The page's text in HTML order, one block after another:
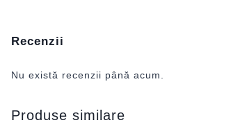
Recenzii
Nu există recenzii până acum.
Produse similare